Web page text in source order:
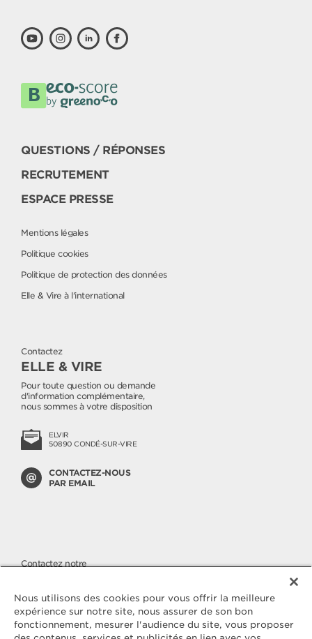
QUESTIONS / RÉPONSES
RECRUTEMENT
ESPACE PRESSE
Mentions légales
Politique cookies
Politique de protection des données
Elle & Vire à l'international
Contactez
ELLE & VIRE
Pour toute question ou demande
d'information complémentaire,
nous sommes à votre disposition
ELVIR
50890 CONDÉ-SUR-VIRE
CONTACTEZ-NOUS
PAR EMAIL
Contactez notre
Nous apportons une attention
toute particulière à la qualité de
nos produits, malgré cela si vous
avez des questions ou une
Nous utilisons des cookies pour vous offrir la meilleure
expérience sur notre site, nous assurer de son bon
fonctionnement, mesurer l'audience du site, vous proposer